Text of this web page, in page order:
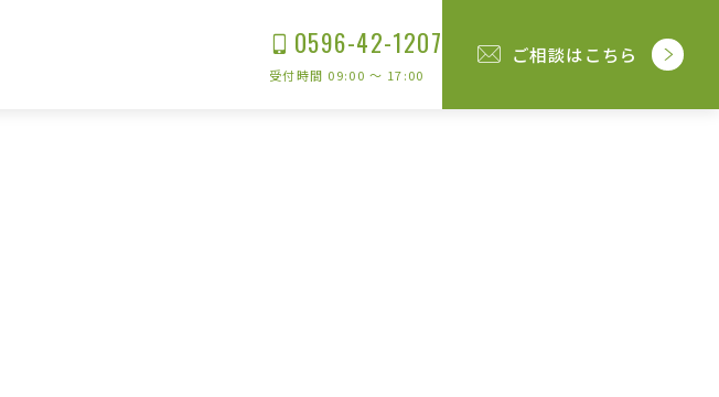
0596-42-1207
受付時間 09:00 〜 17:00
ご相談はこちら